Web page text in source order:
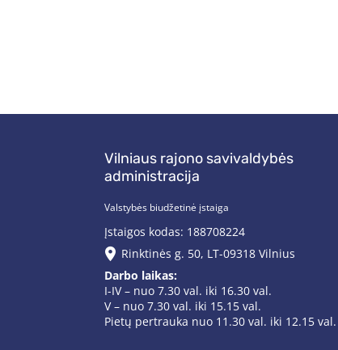
Vilniaus rajono savivaldybės
administracija
Valstybės biudžetinė įstaiga
Įstaigos kodas: 188708224
Rinktinės g. 50, LT-09318 Vilnius
Darbo laikas:
I-IV – nuo 7.30 val. iki 16.30 val.
V – nuo 7.30 val. iki 15.15 val.
Pietų pertrauka nuo 11.30 val. iki 12.15 val.